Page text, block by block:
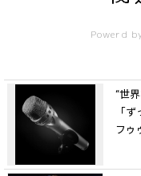
Powerd
“世
「
フゥ